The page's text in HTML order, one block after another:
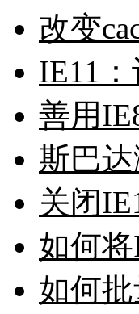
改变
IE11
善用
斯巴
关闭
如何
如何